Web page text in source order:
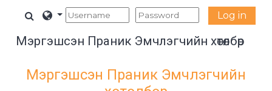
Үндсэн агуулга руу шилжих
Хайлтын оролтыг сонгох Log in
Мэргэшсэн Праник Эмчлэгчийн хөтөлбөр
Мэргэшсэн Праник Эмчлэгчийн